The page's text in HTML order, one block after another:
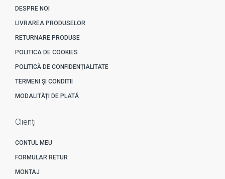
DESPRE NOI
LIVRAREA PRODUSELOR
RETURNARE PRODUSE
POLITICA DE COOKIES
POLITICĂ DE CONFIDENȚIALITATE
TERMENI ȘI CONDITII
MODALITĂȚI DE PLATĂ
Clienți
CONTUL MEU
FORMULAR RETUR
MONTAJ